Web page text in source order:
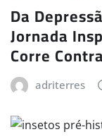
Da
Jornada
Corre
adriterres